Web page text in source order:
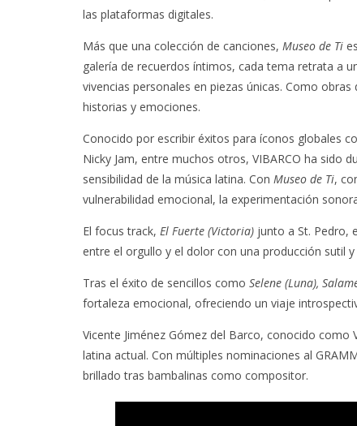
las plataformas digitales.
Más que una colección de canciones, Museo de Ti
galería de recuerdos íntimos, cada tema retrata a
vivencias personales en piezas únicas. Como
historias y emociones.
Conocido por escribir éxitos para íconos globales
Nicky Jam, entre muchos otros, VIBARCO ha sido
sensibilidad de la música latina. Con Museo de Ti,
vulnerabilidad emocional, la experimentación
El focus track, El Fuerte (Victoria) junto a St. Pedro,
entre el orgullo y el dolor con una producción sutil
Tras el éxito de sencillos como Selene (Luna),
fortaleza emocional, ofreciendo un viaje
Vicente Jiménez Gómez del Barco, conocido como
latina actual. Con múltiples nominaciones al
brillado tras bambalinas como compositor.